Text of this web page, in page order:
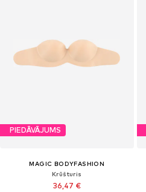
PIEDĀVĀJUMS
MAGIC BODYFASHION
Krūšturis
36,47 €